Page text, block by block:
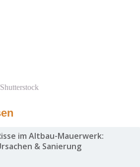
im Altbau-Mauerwerk:
& Sanierung